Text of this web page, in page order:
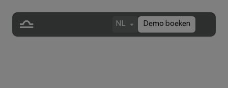
Demo boeken
NL